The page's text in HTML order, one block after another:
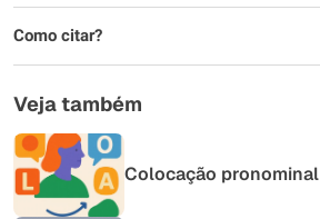
Como citar?
Veja também
Colocação pronominal